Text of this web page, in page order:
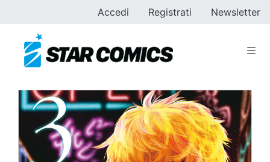
Accedi Registrati Newsletter